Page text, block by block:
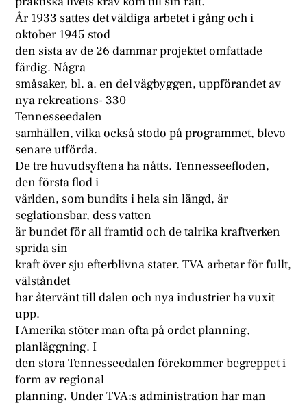
År 1933 sattes det väldiga arbetet i gång och i
oktober 1945 stod
den sista av de 26 dammar projektet omfattade
färdig. Några
småsaker, bl. a. en del vägbyggen, uppförandet av
nya rekreations- 330
Tennesseedalen
samhällen, vilka också stodo på programmet, blevo
senare utförda.
De tre huvudsyftena ha nåtts. Tennesseefloden,
den första flod i
världen, som bundits i hela sin längd, är
seglationsbar, dess vatten
är bundet för all framtid och de talrika kraftverken
sprida sin
kraft över sju efterblivna stater. TVA arbetar för fullt,
välståndet
har återvänt till dalen och nya industrier ha vuxit
upp.
I Amerika stöter man ofta på ordet planning,
planläggning. I
den stora Tennesseedalen förekommer begreppet i
form av regional
planning. Under TVA:s administration har man